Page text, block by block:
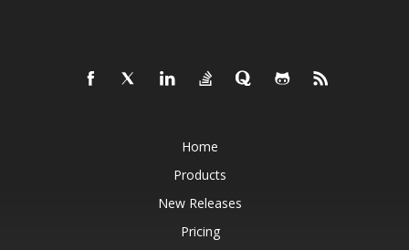
Home
Products
New Releases
Pricing